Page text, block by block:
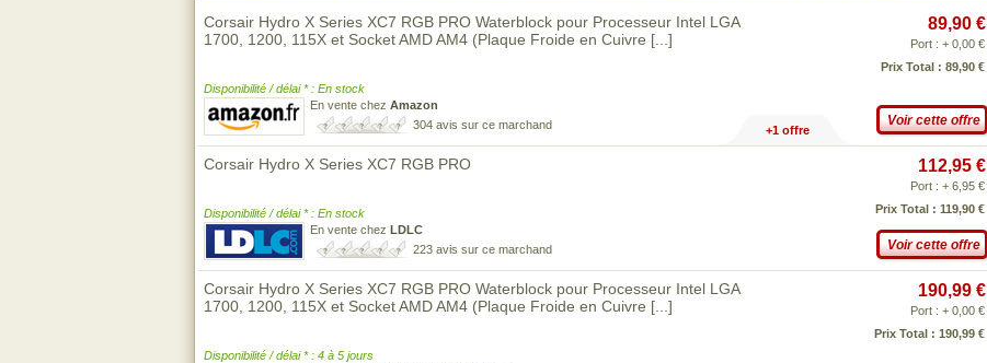
Corsair Hydro X Series XC7 RGB PRO Waterblock pour Processeur Intel LGA
1700, 1200, 115X et Socket AMD AM4 (Plaque Froide en Cuivre [...]
Disponibilité / délai * : En stock
En vente chez Amazon
304 avis sur ce marchand
89,90 €
Port : + 0,00 €
Prix Total : 89,90 €
Voir cette offre
+1 offre
Corsair Hydro X Series XC7 RGB PRO
Disponibilité / délai * : En stock
En vente chez LDLC
223 avis sur ce marchand
112,95 €
Port : + 6,95 €
Prix Total : 119,90 €
Voir cette offre
Corsair Hydro X Series XC7 RGB PRO Waterblock pour Processeur Intel LGA
1700, 1200, 115X et Socket AMD AM4 (Plaque Froide en Cuivre [...]
Disponibilité / délai * : 4 à 5 jours
190,99 €
Port : + 0,00 €
Prix Total : 190,99 €